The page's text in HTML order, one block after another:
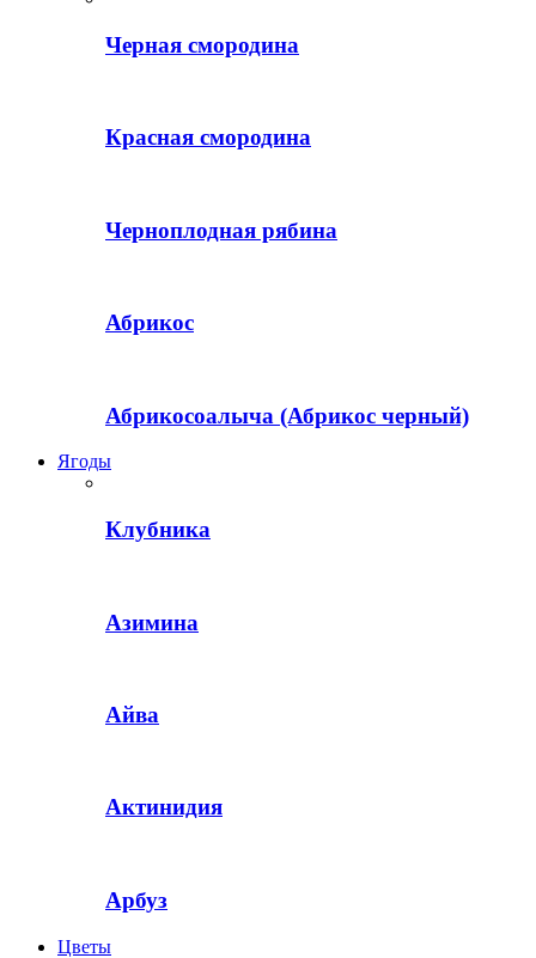
Черная смородина
Красная смородина
Черноплодная рябина
Абрикос
Абрикосоалыча (Абрикос черный)
Ягоды
Клубника
Азимина
Айва
Актинидия
Арбуз
Цветы